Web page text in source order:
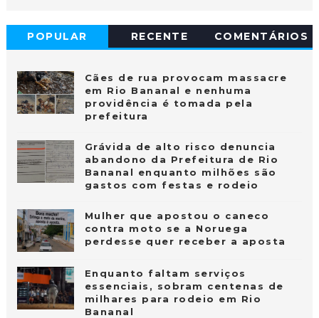
POPULAR RECENTE COMENTÁRIOS
Cães de rua provocam massacre
em Rio Bananal e nenhuma
providência é tomada pela
prefeitura
Grávida de alto risco denuncia
abandono da Prefeitura de Rio
Bananal enquanto milhões são
gastos com festas e rodeio
Mulher que apostou o caneco
contra moto se a Noruega
perdesse quer receber a aposta
Enquanto faltam serviços
essenciais, sobram centenas de
milhares para rodeio em Rio
Bananal